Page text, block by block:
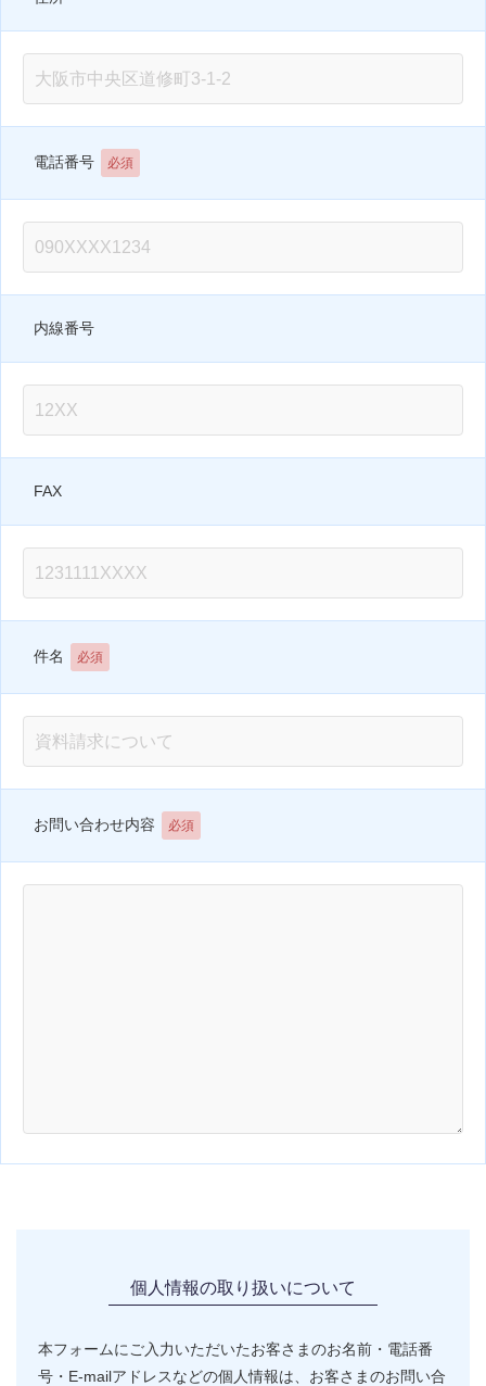
電話番号 必須
内線番号
FAX
件名 必須
お問い合わせ内容 必須
個人情報の取り扱いについて
本フォームにご入力いただいたお客さまのお名前・電話番
号・E-mailアドレスなどの個人情報は、お客さまのお問い合